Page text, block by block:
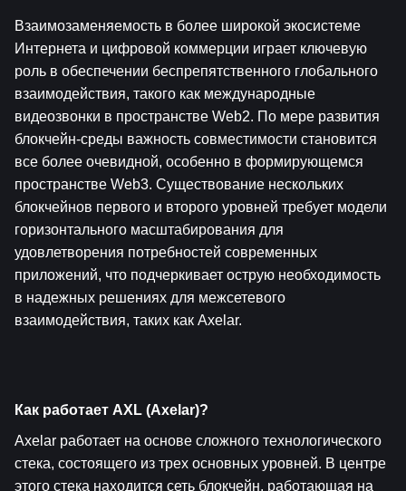
Взаимозаменяемость в более широкой экосистеме
Интернета и цифровой коммерции играет ключевую
роль в обеспечении беспрепятственного глобального
взаимодействия, такого как международные
видеозвонки в пространстве Web2. По мере развития
блокчейн-среды важность совместимости становится
все более очевидной, особенно в формирующемся
пространстве Web3. Существование нескольких
блокчейнов первого и второго уровней требует модели
горизонтального масштабирования для
удовлетворения потребностей современных
приложений, что подчеркивает острую необходимость
в надежных решениях для межсетевого
взаимодействия, таких как Axelar.
Как работает AXL (Axelar)?
Axelar работает на основе сложного технологического
стека, состоящего из трех основных уровней. В центре
этого стека находится сеть блокчейн, работающая на